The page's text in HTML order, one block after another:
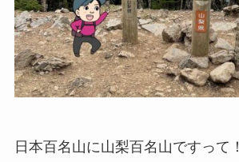
日本百名山に山梨百名山ですって！